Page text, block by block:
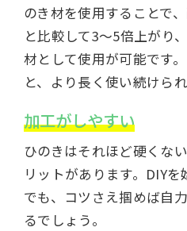
のき材を使用することで
と比較して3〜5倍上がり
材として使用が可能です
と、より長く使い続けら
加工がしやすい
ひのきはそれほど硬くな
リットがあります。DIY
でも、コツさえ掴めば自
るでしょう。